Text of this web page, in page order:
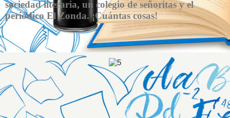
sociedad literaria, un colegio de señoritas y el
periódico El Zonda. ¡Cuántas cosas!